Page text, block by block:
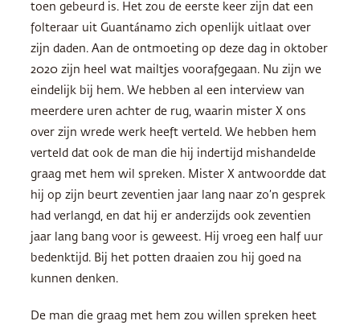
toen gebeurd is. Het zou de eerste keer zijn dat een
folteraar uit Guantánamo zich openlijk uitlaat over
zijn daden. Aan de ontmoeting op deze dag in oktober
2020 zijn heel wat mailtjes voorafgegaan. Nu zijn we
eindelijk bij hem. We hebben al een interview van
meerdere uren achter de rug, waarin mister X ons
over zijn wrede werk heeft verteld. We hebben hem
verteld dat ook de man die hij indertijd mishandelde
graag met hem wil spreken. Mister X antwoordde dat
hij op zijn beurt zeventien jaar lang naar zo’n gesprek
had verlangd, en dat hij er anderzijds ook zeventien
jaar lang bang voor is geweest. Hij vroeg een half uur
bedenktijd. Bij het potten draaien zou hij goed na
kunnen denken.
De man die graag met hem zou willen spreken heet